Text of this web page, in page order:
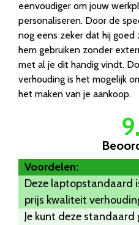
eenvoudiger om jouw
personaliseren. Door de
nog eens zeker dat hij goed
hem gebruiken zonder
met al je dit handig vindt.
verhouding is het mogelijk
het maken van je aankoop.
Voordelen:
Deze laptopstandaard
prijs kwaliteit
Je kunt deze standaard